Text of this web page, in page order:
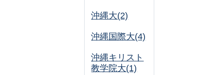
沖縄大(2)
沖縄国際大(4)
沖縄キリスト
教学院大(1)